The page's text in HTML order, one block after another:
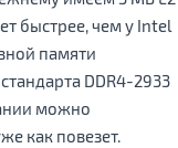
быстрее, чем у Intel
памяти
DDR4-2933
можно
как повезет.